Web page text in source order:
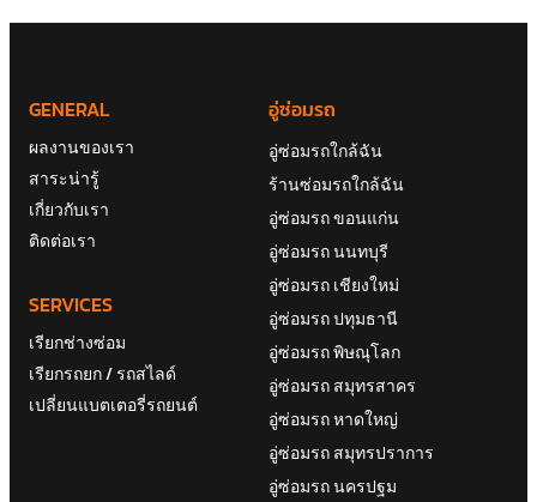
GENERAL
ผลงานของเรา
สาระน่ารู้
เกี่ยวกับเรา
ติดต่อเรา
SERVICES
เรียกช่างซ่อม
เรียกรถยก / รถสไลด์
เปลี่ยนแบตเตอรี่รถยนต์
อู่ซ่อมรถ
อู่ซ่อมรถใกล้ฉัน
ร้านซ่อมรถใกล้ฉัน
อู่ซ่อมรถ ขอนแก่น
อู่ซ่อมรถ นนทบุรี
อู่ซ่อมรถ เชียงใหม่
อู่ซ่อมรถ ปทุมธานี
อู่ซ่อมรถ พิษณุโลก
อู่ซ่อมรถ สมุทรสาคร
อู่ซ่อมรถ หาดใหญ่
อู่ซ่อมรถ สมุทรปราการ
อู่ซ่อมรถ นครปฐม